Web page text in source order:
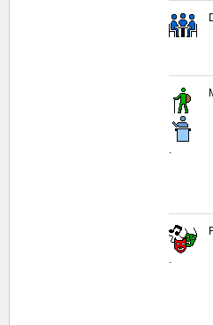
.
.